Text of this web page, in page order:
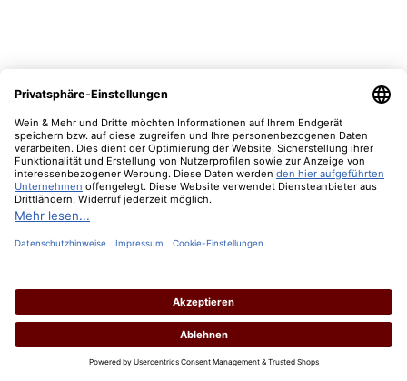
1974 Vinho Tinto Garrafeira Colheita Carvalho
Ribeiro & Ferreira
Regulärer Preis:
87,00 €
Preise inkl. MwSt. zzgl. Versandkosten